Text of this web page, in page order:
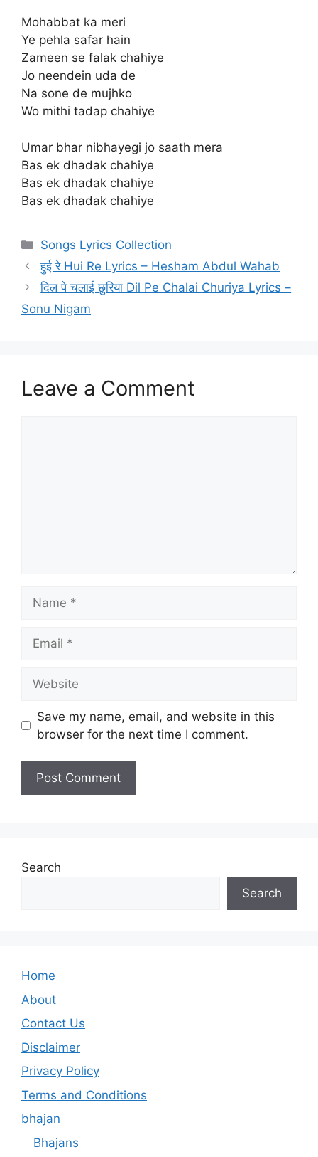
Mohabbat ka meri
Ye pehla safar hain
Zameen se falak chahiye
Jo neendein uda de
Na sone de mujhko
Wo mithi tadap chahiye
Umar bhar nibhayegi jo saath mera
Bas ek dhadak chahiye
Bas ek dhadak chahiye
Bas ek dhadak chahiye
Categories
Songs Lyrics Collection
हुई रे Hui Re Lyrics – Hesham Abdul Wahab
दिल पे चलाई छुरिया Dil Pe Chalai Churiya Lyrics –
Sonu Nigam
Leave a Comment
Save my name, email, and website in this
browser for the next time I comment.
Search
Search
Home
About
Contact Us
Disclaimer
Privacy Policy
Terms and Conditions
bhajan
Bhajans